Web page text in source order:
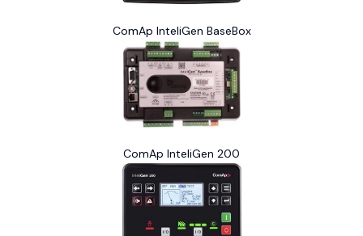
ComAp InteliGen BaseBox
ComAp InteliGen 200